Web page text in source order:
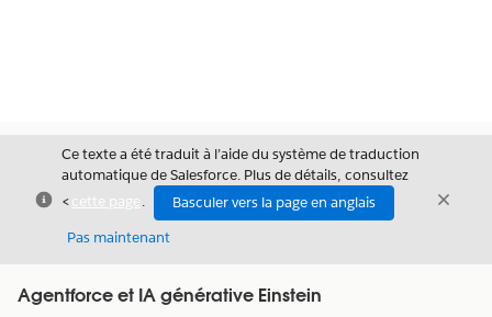
Fermer
Ce texte a été traduit à l’aide du système de traduction
automatique de Salesforce. Plus de détails, consultez
<cette page .
Basculer vers la page en anglais
Pas maintenant
Fermer
Agentforce et IA générative Einstein
Afficher la table des matières
Table des